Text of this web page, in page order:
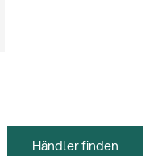
Händler finden